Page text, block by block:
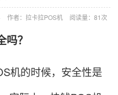
作者：拉卡拉POS机 阅读量：81次
吗？
的时候，安全性是